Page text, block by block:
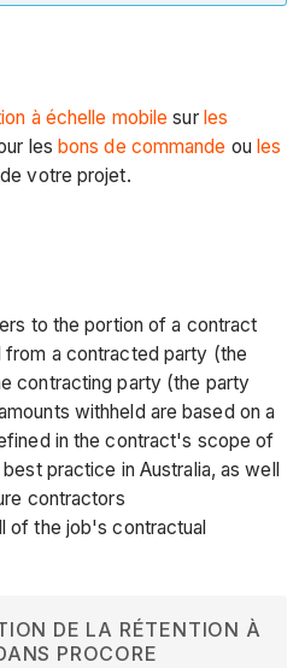
à échelle mobile sur les
les bons de commande ou les
de votre projet.
to the portion of a contract
from a contracted party (the
contracting party (the party
withheld are based on a
in the contract's scope of
practice in Australia, as well
contractors
of the job's contractual
DE LA RÉTENTION À
PROCORE